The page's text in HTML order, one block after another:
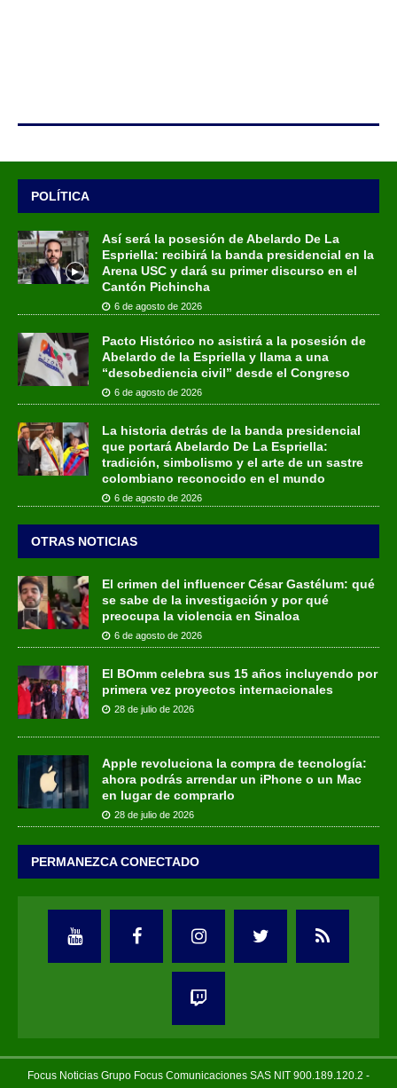
POLÍTICA
Así será la posesión de Abelardo De La
Espriella: recibirá la banda presidencial en la
Arena USC y dará su primer discurso en el
Cantón Pichincha
6 de agosto de 2026
Pacto Histórico no asistirá a la posesión de
Abelardo de la Espriella y llama a una
“desobediencia civil” desde el Congreso
6 de agosto de 2026
La historia detrás de la banda presidencial
que portará Abelardo De La Espriella:
tradición, simbolismo y el arte de un sastre
colombiano reconocido en el mundo
6 de agosto de 2026
OTRAS NOTICIAS
El crimen del influencer César Gastélum: qué
se sabe de la investigación y por qué
preocupa la violencia en Sinaloa
6 de agosto de 2026
El BOmm celebra sus 15 años incluyendo por
primera vez proyectos internacionales
28 de julio de 2026
Apple revoluciona la compra de tecnología:
ahora podrás arrendar un iPhone o un Mac
en lugar de comprarlo
28 de julio de 2026
PERMANEZCA CONECTADO
Focus Noticias Grupo Focus Comunicaciones SAS NIT 900.189.120.2 -